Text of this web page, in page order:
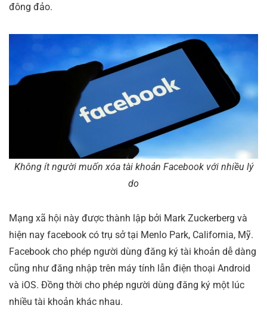
đông đảo.
Không ít người muốn xóa tài khoản Facebook với nhiều lý
do
Mạng xã hội này được thành lập bởi Mark Zuckerberg và
hiện nay facebook có trụ sở tại Menlo Park, California, Mỹ.
Facebook cho phép người dùng đăng ký tài khoản dễ dàng
cũng như đăng nhập trên máy tính lẫn điện thoại Android
và iOS. Đồng thời cho phép người dùng đăng ký một lúc
nhiều tài khoản khác nhau.